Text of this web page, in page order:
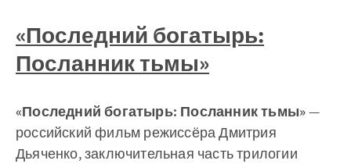
«Последний богатырь:
Посланник тьмы»
«Последний богатырь: Посланник тьмы»—
российский фильм режиссёра Дмитрия
Дьяченко, заключительная часть трилогии